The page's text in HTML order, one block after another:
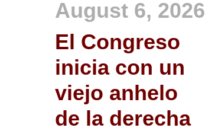
August 6, 2026
El Congreso
inicia con un
viejo anhelo
de la derecha